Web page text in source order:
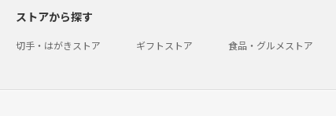
ストアから探す
切手・はがきストア ギフトストア 食品・グルメストア